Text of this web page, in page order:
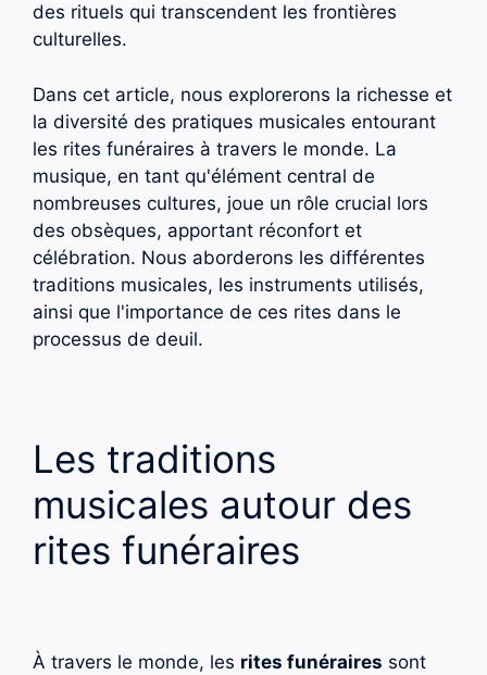
des rituels qui transcendent les frontières
culturelles.
Dans cet article, nous explorerons la richesse et
la diversité des pratiques musicales entourant
les rites funéraires à travers le monde. La
musique, en tant qu'élément central de
nombreuses cultures, joue un rôle crucial lors
des obsèques, apportant réconfort et
célébration. Nous aborderons les différentes
traditions musicales, les instruments utilisés,
ainsi que l'importance de ces rites dans le
processus de deuil.
Les traditions
musicales autour des
rites funéraires
À travers le monde, les rites funéraires sont